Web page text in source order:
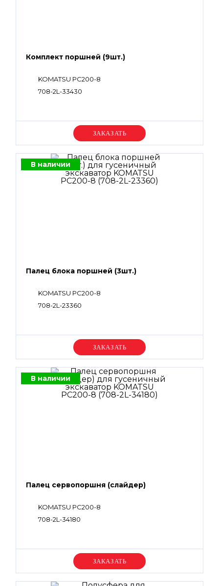
Комплект поршней (9шт.)
KOMATSU PC200-8
708-2L-33430
Уточняйте цену
В наличии
Палец блока поршней (3шт.)
KOMATSU PC200-8
708-2L-23360
Уточняйте цену
В наличии
Палец сервопоршня (слайдер)
KOMATSU PC200-8
708-2L-34180
Уточняйте цену